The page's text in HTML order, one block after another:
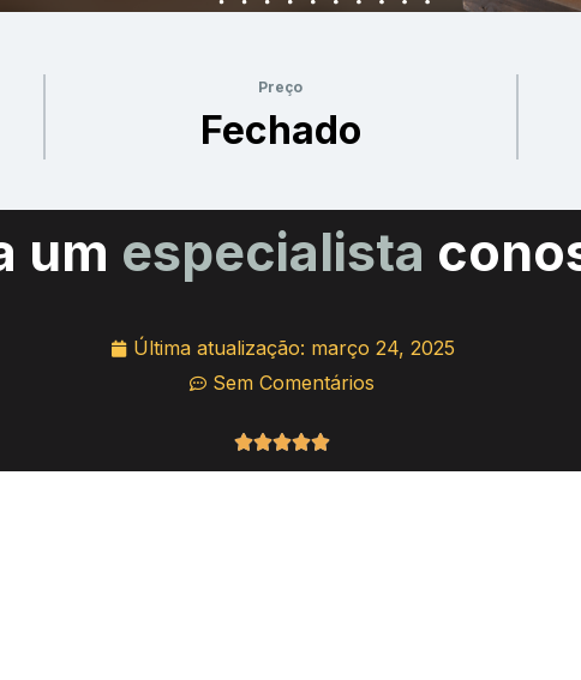
Preço
Fechado
um especialista
Última atualização: março 24, 2025
Sem Comentários
Classificado
como